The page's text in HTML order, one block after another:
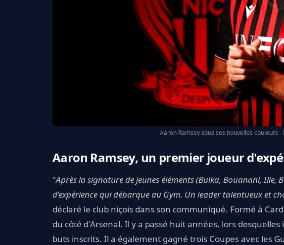
Aaron Ramsey sous ses nouvelles couleurs -
Aaron Ramsey, un premier joueur
"Après la signature de jeunes éléments (Bulka, Bouanani, Ilie,
d’expérience qui débarque au Gym. Un leader talentueux et
déclaré le club niçois dans son communiqué. Formé à
du côté d'Arsenal. Il y a passé huit années, lors
buts inscrits. Il a également gagné trois Coupes avec les